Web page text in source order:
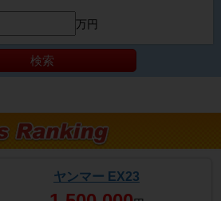
万円
検索
ヤンマー EX23